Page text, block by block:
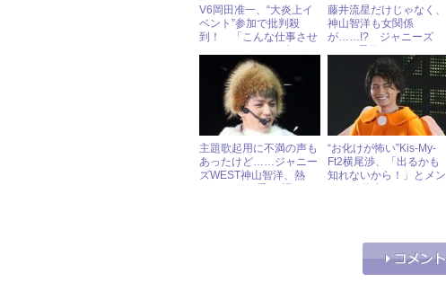
V6岡田准一、“大炎上イ
ベント”参加で批判殺
到！ 「こんな仕事させ
藤井流星だけじゃなく、
神山智洋も女関係
が……!? ジャニーズ
主題歌起用に不満の声も
あったけど……ジャニー
ズWEST神山智洋、熱
“お化けが怖い”Kis-My-
Ft2横尾渉、「出るかも
知れないから！」とメン